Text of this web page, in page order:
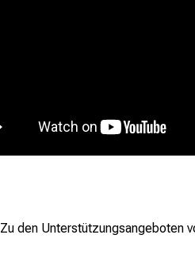
Zu den Unterstützungsangeboten